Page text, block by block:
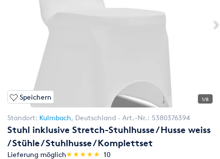
Speichern 1/8
Standort: Kulmbach, Deutschland Art.-Nr.: 5380376394
Stuhl inklusive Stretch-Stuhlhusse / Husse weiss
/ Stühle / Stuhlhusse / Komplettset
Lieferung möglich(*)
★
★
(*)★
★
(*) ★
★
(*) ★
★
(*) ★
★ 10